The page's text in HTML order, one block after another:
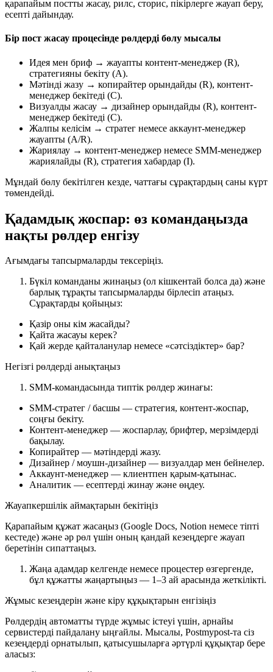
қарапайым постты жасау, рилс, сторис, пікірлерге жауап беру,
есепті дайындау.
Бір пост жасау процесінде рөлдерді бөлу мысалы
Идея мен бриф → жауапты контент-менеджер (R),
стратегияны бекіту (A).
Мәтінді жазу → копирайтер орындайды (R), контент-
менеджер бекітеді (C).
Визуалды жасау → дизайнер орындайды (R), контент-
менеджер бекітеді (C).
Жалпы келісім → стратег немесе аккаунт-менеджер
жауапты (A/R).
Жариялау → контент-менеджер немесе SMM-менеджер
жариялайды (R), стратегия хабардар (I).
Мұндай бөлу бекітілген кезде, чаттағы сұрақтардың саны күрт
төмендейді.
Қадамдық жоспар: өз командаңызда
нақты рөлдер енгізу
Ағымдағы тапсырмаларды тексеріңіз.
Бүкіл команданы жинаңыз (ол кішкентай болса да) және
барлық тұрақты тапсырмаларды бірлесіп атаңыз.
Сұрақтарды қойыңыз:
Қазір оны кім жасайды?
Қайта жасауы керек?
Қай жерде қайталанулар немесе «сәтсіздіктер» бар?
Негізгі рөлдерді анықтаңыз
SMM-командасында типтік рөлдер жинағы:
SMM-стратег / басшы — стратегия, контент-жоспар,
соңғы бекіту.
Контент-менеджер — жоспарлау, брифтер, мерзімдерді
бақылау.
Копирайтер — мәтіндерді жазу.
Дизайнер / моушн-дизайнер — визуалдар мен бейнелер.
Аккаунт-менеджер — клиентпен қарым-қатынас.
Аналитик — есептерді жинау және өңдеу.
Жауапкершілік аймақтарын бекітіңіз
Қарапайым құжат жасаңыз (Google Docs, Notion немесе тіпті
кестеде) және әр рөл үшін оның қандай кезеңдерге жауап
беретінін сипаттаңыз.
Жаңа адамдар келгенде немесе процестер өзгергенде,
бұл құжатты жаңартыңыз — 1–3 ай арасында жеткілікті.
Жұмыс кезеңдерін және кіру құқықтарын енгізіңіз
Рөлдердің автоматты түрде жұмыс істеуі үшін, арнайы
сервистерді пайдалану ыңғайлы. Мысалы, Postmypost-та сіз
кезеңдерді орнатылып, қатысушыларға әртүрлі құқықтар бере
аласыз: